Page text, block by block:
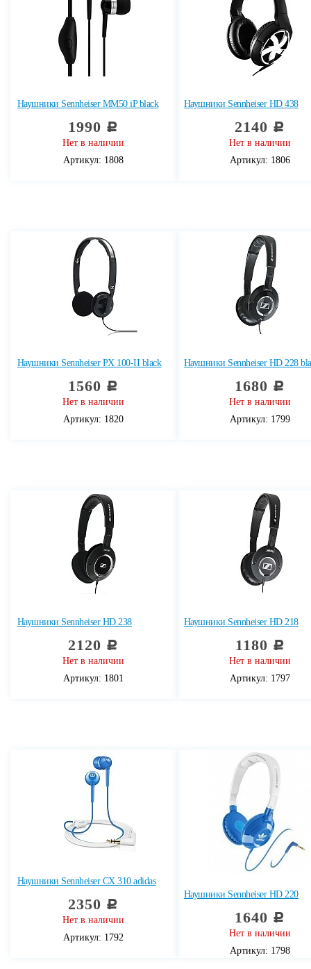
Наушники Sennheiser MM50 iP black
1990 c
Нет в наличии
Артикул: 1808
Наушники Sennheiser HD 438
2140 c
Нет в наличии
Артикул: 1806
Наушники Sennheiser PX 100-II black
1560 c
Нет в наличии
Артикул: 1820
Наушники Sennheiser HD 228
1680 c
Нет в наличии
Артикул: 1799
Наушники Sennheiser HD 238
2120 c
Нет в наличии
Артикул: 1801
Наушники Sennheiser HD 218
1180 c
Нет в наличии
Артикул: 1797
Наушники Sennheiser CX 310 adidas
2350 c
Нет в наличии
Артикул: 1792
Наушники Sennheiser HD 220
1640 c
Нет в наличии
Артикул: 1798